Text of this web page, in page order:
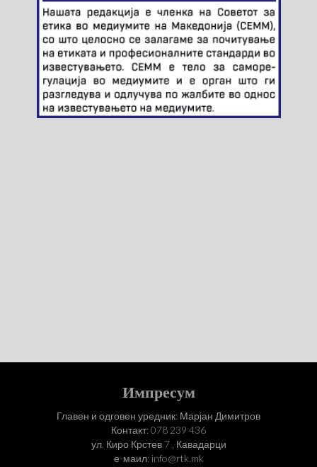
Импресум
Главен и одговен уредник: Марјан Димитров
Контакт: 078 239 436
ул. Киро Крстев 7 , Кавадарци
е-маил: info@rtk.mk